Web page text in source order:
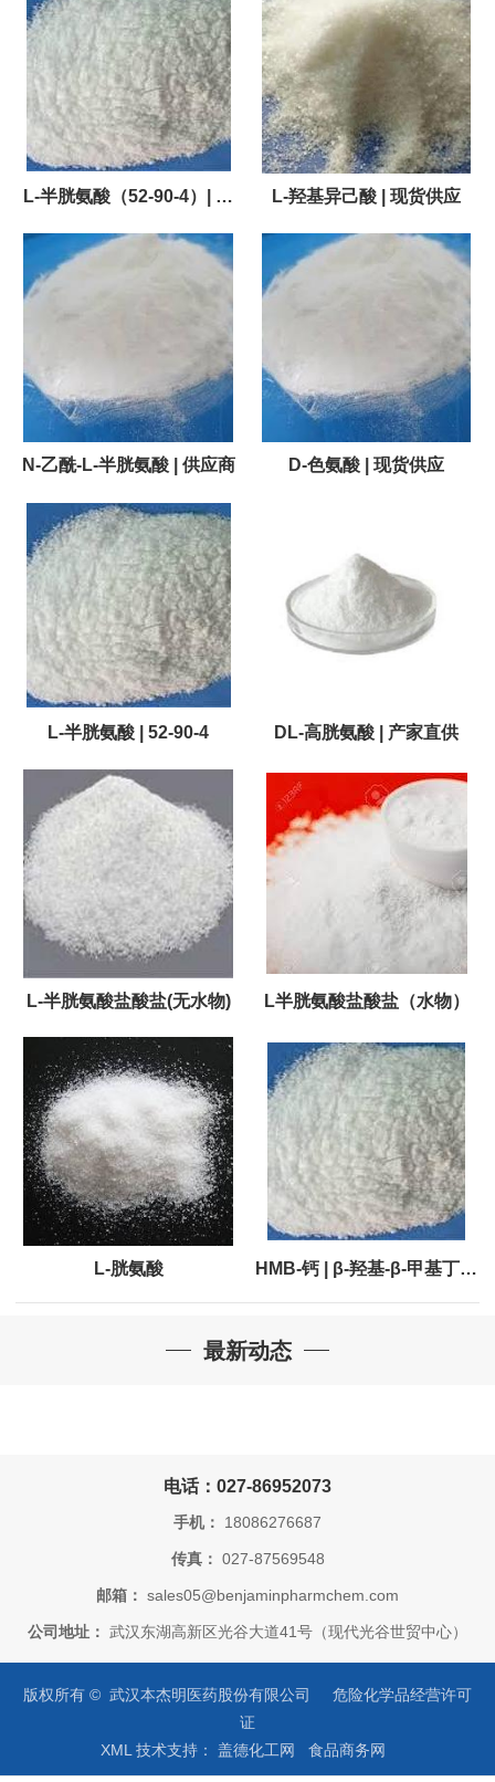
L-半胱氨酸（52-90-4）| 现
货，速订！
L-羟基异己酸 | 现货供应
N-乙酰-L-半胱氨酸 | 供应商 D-色氨酸 | 现货供应
L-半胱氨酸 | 52-90-4 DL-高胱氨酸 | 产家直供
L-半胱氨酸盐酸盐(无水物) L半胱氨酸盐酸盐（水物）
L-胱氨酸 HMB-钙 | β-羟基-β-甲基丁酸
最新动态
电话：027-86952073
手机： 18086276687
传真： 027-87569548
邮箱： sales05@benjaminpharmchem.com
公司地址： 武汉东湖高新区光谷大道41号（现代光谷世贸中心）
版权所有 © 武汉本杰明医药股份有限公司 危险化学品经营许可
证
XML
技术支持： 盖德化工网 食品商务网